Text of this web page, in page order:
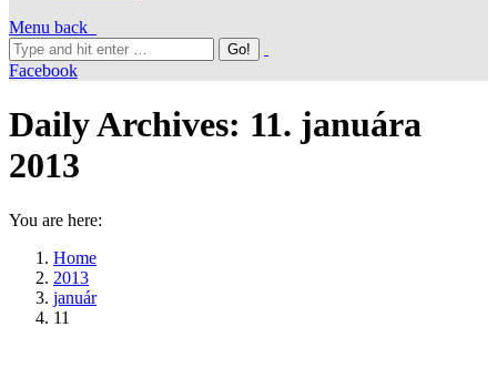
Menu back
Facebook
Daily Archives: 11. januára
2013
You are here:
Home
2013
január
11